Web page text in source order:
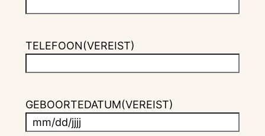
TELEFOON(VEREIST)
GEBOORTEDATUM(VEREIST)
M